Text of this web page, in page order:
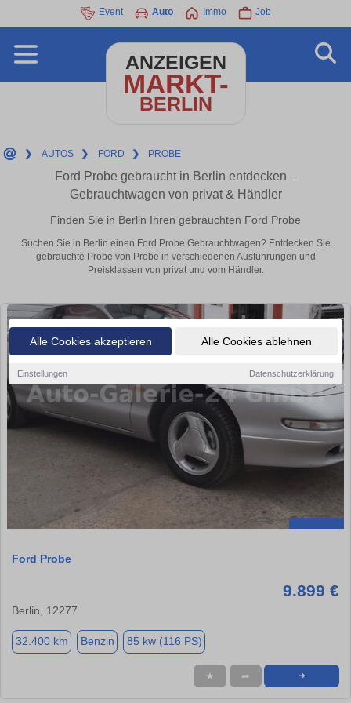
Alle Cookies akzeptieren Alle Cookies ablehnen
Einstellungen Datenschutzerklärung
Event Auto Immo Job
ANZEIGEN
MARKT-
BERLIN
❯ AUTOS ❯ FORD ❯ PROBE
Ford Probe gebraucht in Berlin entdecken –
Gebrauchtwagen von privat & Händler
Finden Sie in Berlin Ihren gebrauchten Ford Probe
Suchen Sie in Berlin einen Ford Probe Gebrauchtwagen? Entdecken Sie
gebrauchte Probe von Probe in verschiedenen Ausführungen und
Preisklassen von privat und vom Händler.
Ford Probe
9.899 €
Berlin, 12277
32.400 km Benzin 85 kw (116 PS)
★ ➦ ➜